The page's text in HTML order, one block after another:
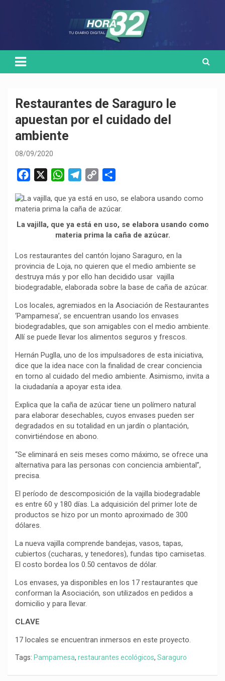
Restaurantes de Saraguro le
apuestan por el cuidado del
ambiente
08/09/2020
c
e
b
o
k
W
a
t
s
A
p
p
l
e
g
r
a
m
p
y
L
i
n
k
m
p
a
r
t
i
r
La vajilla, que ya está en uso, se elabora usando como
materia prima la caña de azúcar.
Los restaurantes del cantón lojano Saraguro, en la
provincia de Loja, no quieren que el medio ambiente se
destruya más y por ello han decidido usar vajilla
biodegradable, elaborada sobre la base de caña de azúcar.
Los locales, agremiados en la Asociación de Restaurantes
‘Pampamesa’, se encuentran usando los envases
biodegradables, que son amigables con el medio ambiente.
Allí se puede llevar los alimentos seguros y frescos.
Hernán Puglla, uno de los impulsadores de esta iniciativa,
dice que la idea nace con la finalidad de crear conciencia
en torno al cuidado del medio ambiente. Asimismo, invita a
la ciudadanía a apoyar esta idea.
Explica que la caña de azúcar tiene un polímero natural
para elaborar desechables, cuyos envases pueden ser
degradados en su totalidad en un jardín o plantación,
convirtiéndose en abono.
“Se eliminará en seis meses como máximo, se ofrece una
alternativa para las personas con conciencia ambiental”,
precisa.
El período de descomposición de la vajilla biodegradable
es entre 60 y 180 días. La adquisición del primer lote de
productos se hizo por un monto aproximado de 300
dólares.
La nueva vajilla comprende bandejas, vasos, tapas,
cubiertos (cucharas, y tenedores), fundas tipo camisetas.
El costo bordea los 0.50 centavos de dólar.
Los envases, ya disponibles en los 17 restaurantes que
conforman la Asociación, son utilizados en pedidos a
domicilio y para llevar.
CLAVE
17 locales se encuentran inmersos en este proyecto.
Tags: Pampamesa, restaurantes ecológicos, Saraguro